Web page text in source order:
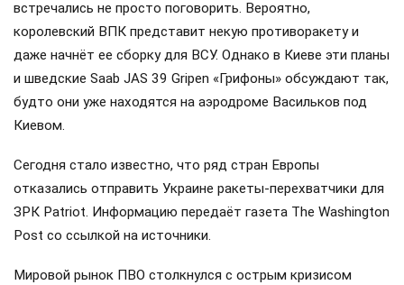
встречались не просто поговорить. Вероятно,
королевский ВПК представит некую противоракету и
даже начнёт ее сборку для ВСУ. Однако в Киеве эти планы
и шведские Saab JAS 39 Gripen «Грифоны» обсуждают так,
будто они уже находятся на аэродроме Васильков под
Киевом.
Сегодня стало известно, что ряд стран Европы
отказались отправить Украине ракеты-перехватчики для
ЗРК Patriot. Информацию передаёт газета The Washington
Post со ссылкой на источники.
Мировой рынок ПВО столкнулся с острым кризисом